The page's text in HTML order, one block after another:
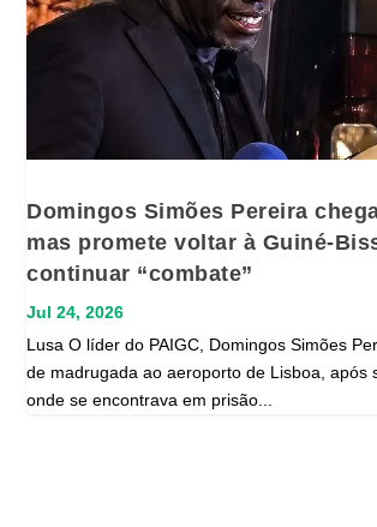
Domingos Simões Pereira
mas promete voltar à Guiné-
continuar “combate”
Jul 24, 2026
Lusa O líder do PAIGC, Domingos Simões
de madrugada ao aeroporto de Lisboa, após
onde se encontrava em prisão...